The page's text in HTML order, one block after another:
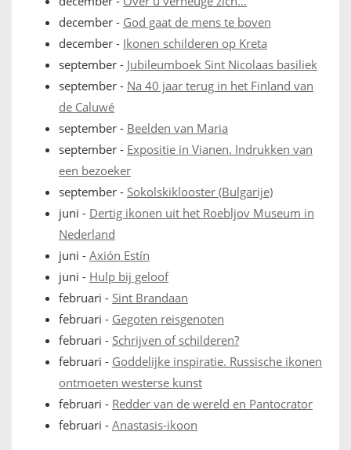
december - God gaat de mens te boven
december - Ikonen schilderen op Kreta
september - Jubileumboek Sint Nicolaas basiliek
september - Na 40 jaar terug in het Finland van
de Caluwé
september - Beelden van Maria
september - Expositie in Vianen. Indrukken van
een bezoeker
september - Sokolskiklooster (Bulgarije)
juni - Dertig ikonen uit het Roebljov Museum in
Nederland
juni - Axión Estín
juni - Hulp bij geloof
februari - Sint Brandaan
februari - Gegoten reisgenoten
februari - Schrijven of schilderen?
februari - Goddelijke inspiratie. Russische ikonen
ontmoeten westerse kunst
februari - Redder van de wereld en Pantocrator
februari - Anastasis-ikoon